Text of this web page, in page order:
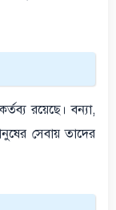
রয়েছে। বন্যা,
সেবায় তাদের